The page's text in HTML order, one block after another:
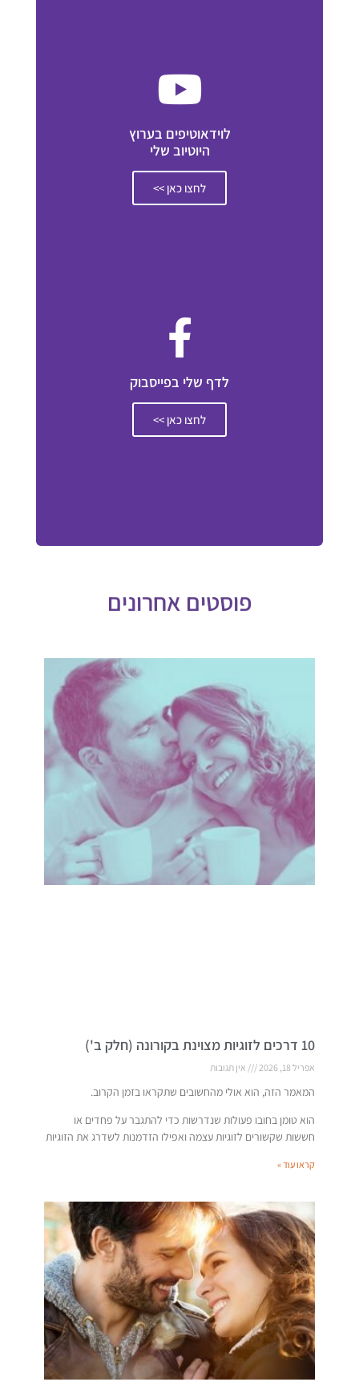
לוידאוטיפים בערוץ
היוטיוב שלי
לחצו כאן >>
לדף שלי בפייסבוק
לחצו כאן >>
פוסטים אחרונים
10 דרכים לזוגיות מצוינת בקורונה (חלק ב')
אפריל 18, 2026 אין תגובות
המאמר הזה, הוא אולי מהחשובים שתקראו בזמן הקרוב.
הוא טומן בחובו פעולות שנדרשות כדי להתגבר על פחדים או
חששות שקשורים לזוגיות עצמה ואפילו הזדמנות לשדרג את הזוגיות
קראו עוד »